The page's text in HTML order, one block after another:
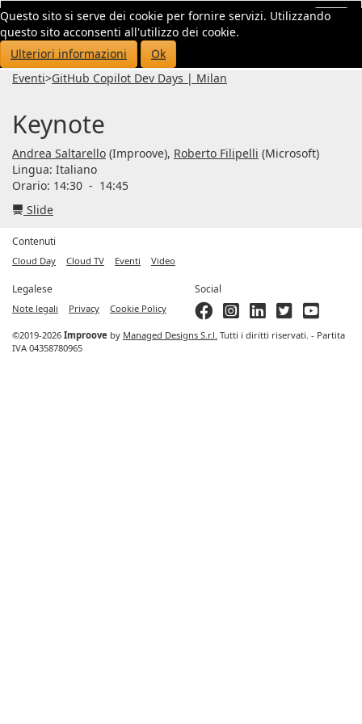
Questo sito si serve dei cookie per fornire servizi. Utilizzando
questo sito acconsenti all'utilizzo dei cookie.
Ulteriori informazioni
Ok
Eventi>GitHub Copilot Dev Days | Milan
Keynote
Andrea Saltarello (Improove), Roberto Filipelli (Microsoft)
Lingua: Italiano
Orario: 14:30 - 14:45
Slide
Contenuti
Cloud Day Cloud TV Eventi Video
Legalese
Note legali Privacy Cookie Policy
Social
©2019-2026 Improove by Managed Designs S.r.l. Tutti i diritti riservati. - Partita
IVA 04358780965